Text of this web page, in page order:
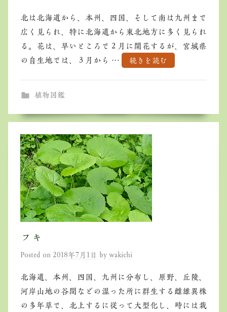
北は北海道から、本州、四国、そして南は九州まで
広く見られ、特に北海道から東北地方に多く見られ
る。花は、早いところで２月に開花するが、宮城県
の自生地では、３月から …
続きを読む
植物図鑑
フキ
Posted on 2018年7月1日 by wakichi
北海道、本州、四国、九州に分布し、原野、丘陵、
河岸山地の谷間などの湿った所に群生する雌雄異株
の多年草で、北上するに従って大型化し、時には栽